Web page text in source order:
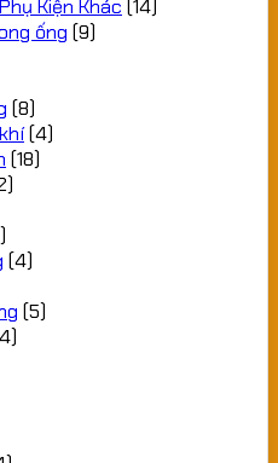
Kiện Khác (14)
ống (9)
(8)
(4)
(18)
(4)
(5)